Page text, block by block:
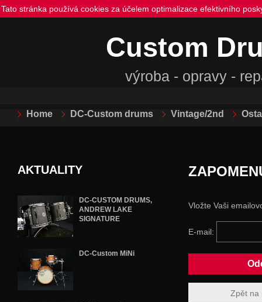
Tato stránka používá cookies za účelem optimalizace efektivního
Custom
výroba - opravy -
Home DC-Custom drums Vintage/2nd
AKTUALITY
DC-CUSTOM DRUMS,
ANDREW LAKE
SIGNATURE
DC-Custom MiNi
Vložte Vaši
E-mail:
Zpět na